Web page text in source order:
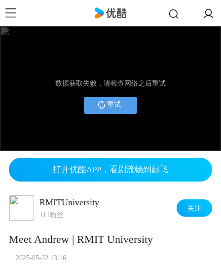
数据获取失败，请检查网络之后重试
重试
打开优酷APP，看剧流畅到起飞
RMITUniversity
111粉丝
关注
Meet Andrew | RMIT University
2025-05-22 13:16